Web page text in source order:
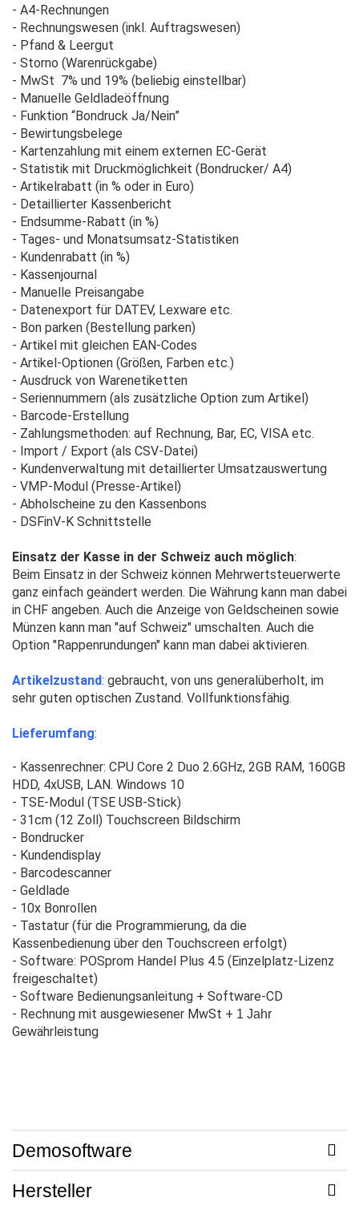
- A4-Rechnungen
- Rechnungswesen (inkl. Auftragswesen)
- Pfand & Leergut
- Storno (Warenrückgabe)
- MwSt 7% und 19% (beliebig einstellbar)
- Manuelle Geldladeöffnung
- Funktion “Bondruck Ja/Nein”
- Bewirtungsbelege
- Kartenzahlung mit einem externen EC-Gerät
- Statistik mit Druckmöglichkeit (Bondrucker/ A4)
- Artikelrabatt (in % oder in Euro)
- Detaillierter Kassenbericht
- Endsumme-Rabatt (in %)
- Tages- und Monatsumsatz-Statistiken
- Kundenrabatt (in %)
- Kassenjournal
- Manuelle Preisangabe
- Datenexport für DATEV, Lexware etc.
- Bon parken (Bestellung parken)
- Artikel mit gleichen EAN-Codes
- Artikel-Optionen (Größen, Farben etc.)
- Ausdruck von Warenetiketten
- Seriennummern (als zusätzliche Option zum Artikel)
- Barcode-Erstellung
- Zahlungsmethoden: auf Rechnung, Bar, EC, VISA etc.
- Import / Export (als CSV-Datei)
- Kundenverwaltung mit detaillierter Umsatzauswertung
- VMP-Modul (Presse-Artikel)
- Abholscheine zu den Kassenbons
- DSFinV-K Schnittstelle
Einsatz der Kasse in der Schweiz auch möglich:
Beim Einsatz in der Schweiz können Mehrwertsteuerwerte
ganz einfach geändert werden. Die Währung kann man dabei
in CHF angeben. Auch die Anzeige von Geldscheinen sowie
Münzen kann man "auf Schweiz" umschalten. Auch die
Option "Rappenrundungen" kann man dabei aktivieren.
Artikelzustand: gebraucht, von uns generalüberholt, im
sehr guten optischen Zustand. Vollfunktionsfähig.
Lieferumfang:
- Kassenrechner: CPU Core 2 Duo 2.6GHz, 2GB RAM, 160GB
HDD, 4xUSB, LAN. Windows 10
- TSE-Modul (TSE USB-Stick)
- 31cm (12 Zoll) Touchscreen Bildschirm
- Bondrucker
- Kundendisplay
- Barcodescanner
- Geldlade
- 10x Bonrollen
- Tastatur (für die Programmierung, da die
Kassenbedienung über den Touchscreen erfolgt)
- Software: POSprom Handel Plus 4.5 (Einzelplatz-Lizenz
freigeschaltet)
- Software Bedienungsanleitung + Software-CD
- Rechnung mit ausgewiesener MwSt + 1 Jahr
Gewährleistung
Demosoftware
Hersteller